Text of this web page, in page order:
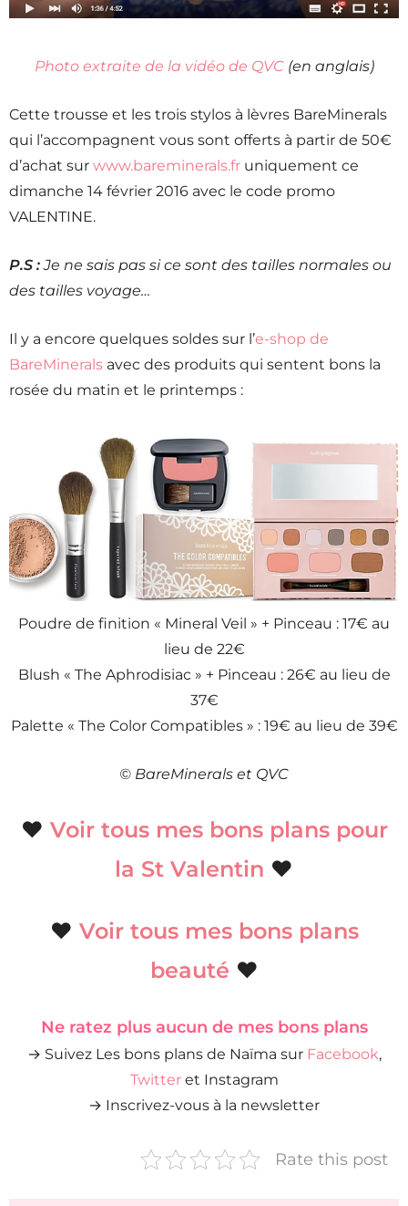
Photo extraite de la vidéo de QVC(en anglais)
Cette trousse et les trois stylos à lèvres BareMinerals
qui l’accompagnent vous sont offerts à partir de 50€
d’achat sur www.bareminerals.fr uniquement ce
dimanche 14 février 2016 avec le code promo
VALENTINE.
P.S :Je ne sais pas si ce sont des tailles normales ou
des tailles voyage…
Il y a encore quelques soldes sur l’e-shop de
BareMinerals avec des produits qui sentent bons la
rosée du matin et le printemps :
Poudre de finition « Mineral Veil » + Pinceau : 17€ au
lieu de 22€
Blush « The Aphrodisiac » + Pinceau : 26€ au lieu de
37€
Palette « The Color Compatibles » : 19€ au lieu de 39€
© BareMinerals et QVC
♥ Voir tous mes bons plans pour
la St Valentin ♥
♥ Voir tous mes bons plans
beauté ♥
Ne ratez plus aucun de mes bons plans
→ Suivez Les bons plans de Naïma sur Facebook,
Twitteret Instagram
→ Inscrivez-vous à la newsletter
Rate this post